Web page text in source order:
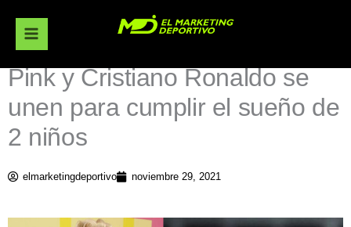
contenido
Pink y Cristiano Ronaldo se
unen para cumplir el sueño de
2 niños
elmarketingdeportivo noviembre 29, 2021